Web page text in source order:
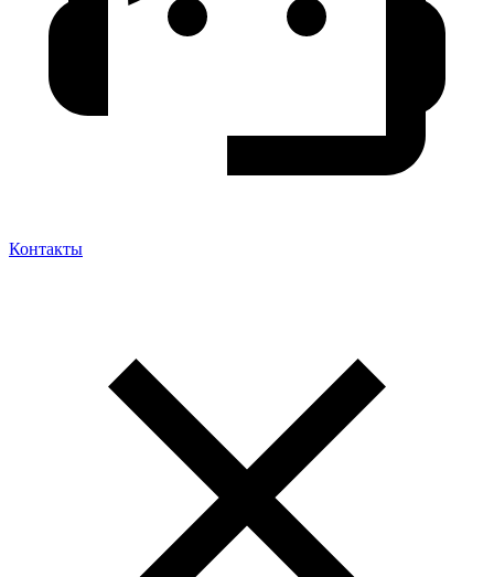
Контакты